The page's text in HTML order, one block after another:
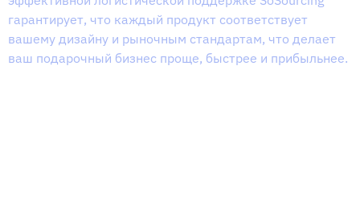
гарантирует, что каждый продукт соответствует
вашему дизайну и рыночным стандартам, что делает
ваш подарочный бизнес проще, быстрее и прибыльнее.